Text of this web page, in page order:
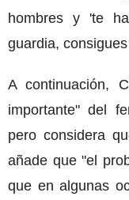
hombres y 'te
guardia,
A continuación,
importante" del
pero considera
añade que "el
que en algunas